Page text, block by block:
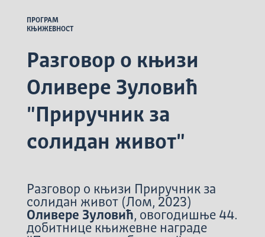
ПРОГРАМ
КЊИЖЕВНОСТ
Разговор о књизи
Оливере Зуловић
"Приручник за
солидан живот"
Разговор о књизи Приручник за
солидан живот (Лом, 2023)
Оливере Зуловић, овогодишње 44.
добитнице књижевне награде